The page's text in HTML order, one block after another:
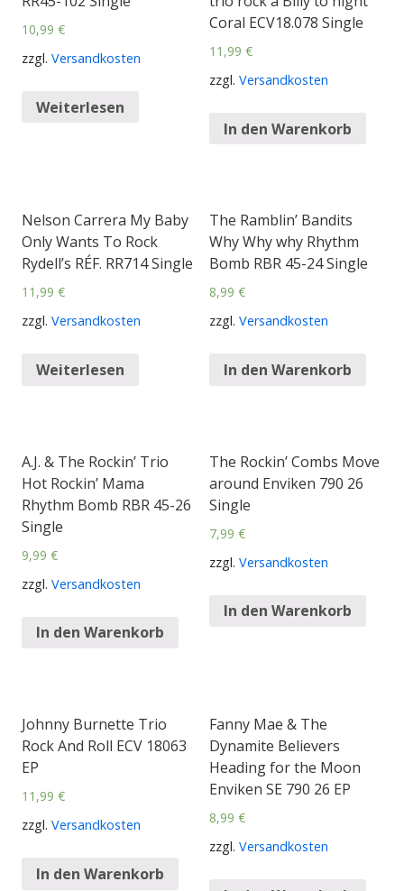
10,99 €
zzgl. Versandkosten
Weiterlesen
Coral ECV18.078 Single
11,99 €
zzgl. Versandkosten
In den Warenkorb
Nelson Carrera My Baby
Only Wants To Rock
Rydell’s RÉF. RR714 Single
11,99 €
zzgl. Versandkosten
Weiterlesen
The Ramblin’ Bandits
Why Why why Rhythm
Bomb RBR 45-24 Single
8,99 €
zzgl. Versandkosten
In den Warenkorb
A.J. & The Rockin’ Trio
Hot Rockin’ Mama
Rhythm Bomb RBR 45-26
Single
9,99 €
zzgl. Versandkosten
In den Warenkorb
The Rockin’ Combs Move
around Enviken 790 26
Single
7,99 €
zzgl. Versandkosten
In den Warenkorb
Johnny Burnette Trio
Rock And Roll ECV 18063
EP
11,99 €
zzgl. Versandkosten
In den Warenkorb
Fanny Mae & The
Dynamite Believers
Heading for the Moon
Enviken SE 790 26 EP
8,99 €
zzgl. Versandkosten